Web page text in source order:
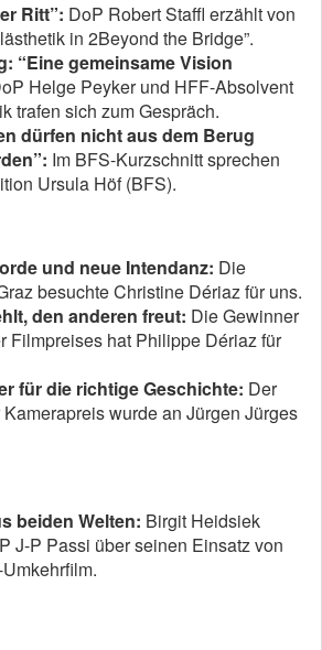
Ritt”: DoP Robert Staffl erzählt von
in 2Beyond the Bridge”.
“Eine gemeinsame Vision
Helge Peyker und HFF-Absolvent
trafen sich zum Gespräch.
dürfen nicht aus dem Berug
Im BFS-Kurzschnitt sprechen
Ursula Höf (BFS).
und neue Intendanz: Die
besuchte Christine Dériaz für uns.
den anderen freut: Die Gewinner
Filmpreises hat Philippe Dériaz für
für die richtige Geschichte: Der
wurde an Jürgen Jürges
beiden Welten: Birgit Heidsiek
J-P Passi über seinen Einsatz von